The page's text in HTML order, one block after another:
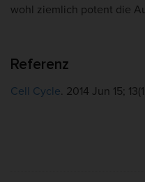
wohl ziemlich potent die
Referenz
Cell Cycle. 2014 Jun 15;